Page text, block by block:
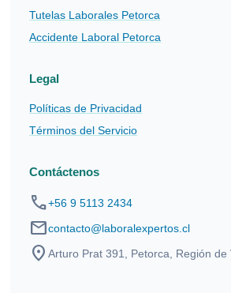
Tutelas Laborales Petorca
Accidente Laboral Petorca
Legal
Políticas de Privacidad
Términos del Servicio
Contáctenos
phone+56 9 5113 2434
mailcontacto@laboralexpertos.cl
location_onArturo Prat 391, Petorca, Región de